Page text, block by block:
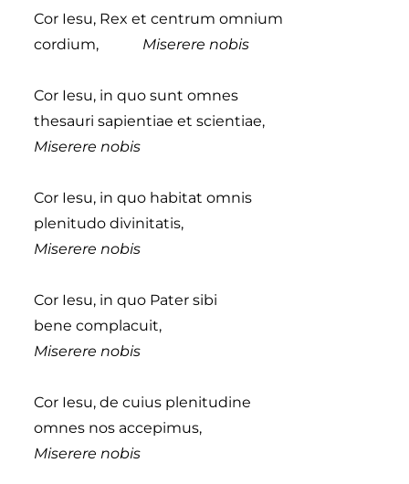
Cor Iesu, Rex et centrum omnium
cordium, Miserere nobis
Cor Iesu, in quo sunt omnes
thesauri sapientiae et scientiae,
Miserere nobis
Cor Iesu, in quo habitat omnis
plenitudo divinitatis,
Miserere nobis
Cor Iesu, in quo Pater sibi
bene complacuit,
Miserere nobis
Cor Iesu, de cuius plenitudine
omnes nos accepimus,
Miserere nobis